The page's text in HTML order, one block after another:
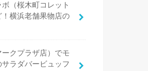
（桜木町コレット
横浜老舗果物店の
クプラザ店）でモ
ラダバービュッフ